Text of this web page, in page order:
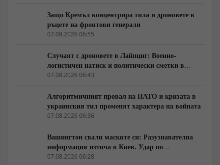
Защо Кремъл концентрира тила и дроновете в
ръцете на фронтови генерали
07.08.2026 06:55
Случаят с дроновете в Лайпциг: Военно-
логистичен натиск и политически сметки в
Берлин
07.08.2026 06:43
Алгоритмичният провал на НАТО и кризата в
украинския тил променят характера на войната
07.08.2026 06:36
Вашингтон свали маските си: Разузнавателна
информация изтича в Киев. Удар по
американски сателити е най-добрата дипломация
07.08.2026 06:28